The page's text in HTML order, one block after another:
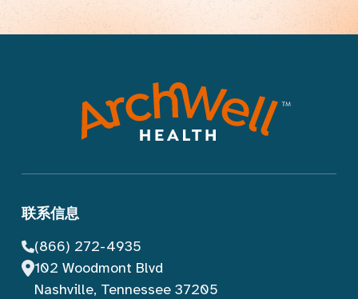
联系信息
(866) 272-4935
102 Woodmont Blvd
Nashville, Tennessee 37205